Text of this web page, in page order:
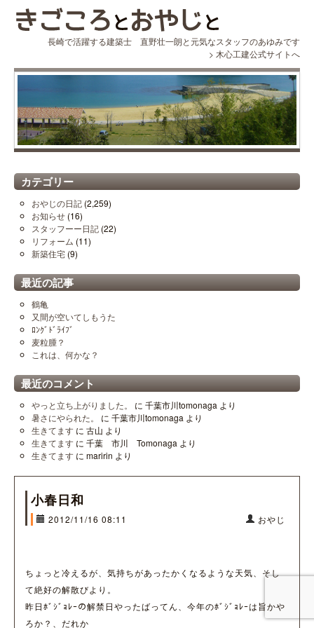
長崎で活躍する建築士 直野壮一朗と元気なスタッフのあゆみです
> 木心工建公式サイトへ
カテゴリー
おやじの日記 (2,259)
お知らせ (16)
スタッフーー日記 (22)
リフォーム (11)
新築住宅 (9)
最近の記事
鶴亀
又間が空いてしもうた
ﾛﾝｸﾞﾄﾞﾗｲﾌﾞ
麦粒腫？
これは、何かな？
最近のコメント
やっと立ち上がりました。 に 千葉市川tomonaga より
暑さにやられた。
に 千葉市川tomonaga より
生きてます に 古山 より
生きてます に 千葉 市川 Tomonaga より
生きてます に maririn より
小春日和
2012/11/16 08:11 おやじ
ちょっと冷えるが、気持ちがあったかくなるような天気、そし
て絶好の解散びより。
昨日ﾎﾞｼﾞｮﾚｰの解禁日やったばってん、今年のﾎﾞｼﾞｮﾚｰは旨かや
ろか？、だれか